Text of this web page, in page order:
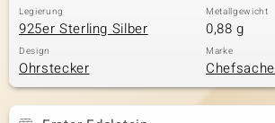
Legierung
925er Sterling Silber
Metallgewicht
0,88 g
Design
Ohrstecker
Marke
Chefsache